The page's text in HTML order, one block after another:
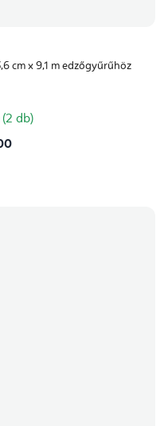
cm x 9,1 m edzőgyűrűhöz
(2 db)